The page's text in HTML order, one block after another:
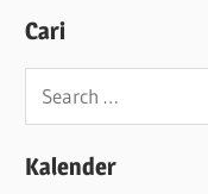
Cari
Search
for:
Kalender